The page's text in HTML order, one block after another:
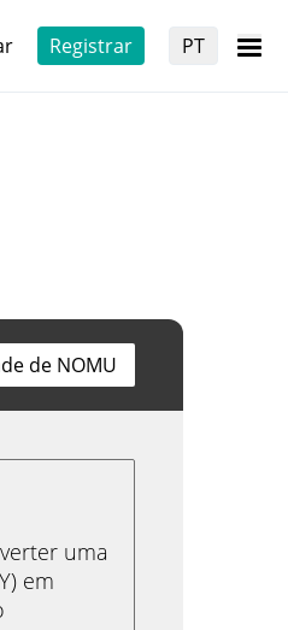
Registrar PT
de NOMU
uma
em